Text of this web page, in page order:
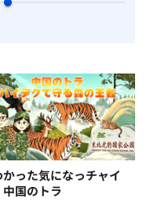
かった気になっチャイ
中国のトラ